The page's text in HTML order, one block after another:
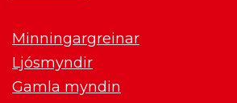
Minningargreinar
Ljósmyndir
Gamla myndin